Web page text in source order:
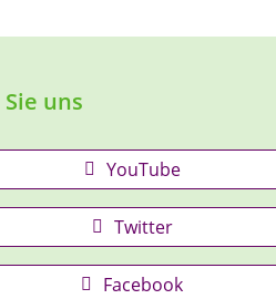
uns
YouTube
Twitter
Facebook